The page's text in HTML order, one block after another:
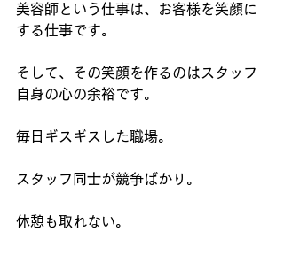
美容師という仕事は、お客様を笑顔に
する仕事です。
そして、その笑顔を作るのはスタッフ
自身の心の余裕です。
毎日ギスギスした職場。
スタッフ同士が競争ばかり。
休憩も取れない。